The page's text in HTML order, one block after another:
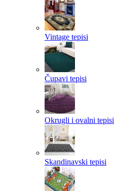
Vintage tepisi
Čupavi tepisi
Okrugli i ovalni tepisi
Skandinavski tepisi